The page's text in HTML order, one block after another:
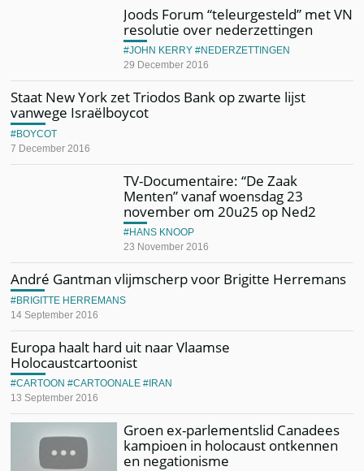
Joods Forum “teleurgesteld” met VN
resolutie over nederzettingen
29 December 2016
JOHN KERRY NEDERZETTINGEN
Staat New York zet Triodos Bank op zwarte lijst
vanwege Israëlboycot
7 December 2016
BOYCOT
TV-Documentaire: “De Zaak
Menten” vanaf woensdag 23
november om 20u25 op Ned2
23 November 2016
HANS KNOOP
André Gantman vlijmscherp voor Brigitte Herremans
14 September 2016
BRIGITTE HERREMANS
Europa haalt hard uit naar Vlaamse
Holocaustcartoonist
13 September 2016
CARTOON CARTOONALE IRAN
Groen ex-parlementslid Canadees
kampioen in holocaust ontkennen
en negationisme